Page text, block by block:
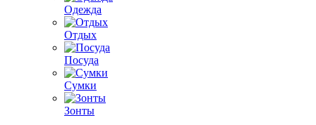
Одежда
Отдых
Посуда
Сумки
Зонты